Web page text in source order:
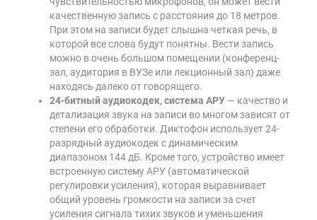
качественную запись с расстояния до 18 метров.
При этом на записи будет слышна четкая речь, в
которой все слова будут понятны. Вести запись
можно в очень большом помещении (конференц-
зал, аудитория в ВУЗе или лекционный зал) даже
находясь далеко от говорящего.
24-битный аудиокодек, система АРУ — качество и
детализация звука на записи во многом зависят от
степени его обработки. Диктофон использует 24-
разрядный аудиокодек с динамическим
диапазоном 144 дБ. Кроме того, устройство имеет
встроенную систему АРУ (автоматической
регулировки усиления), которая выравнивает
общий уровень громкости на записи за счет
усиления сигнала тихих звуков и уменьшения